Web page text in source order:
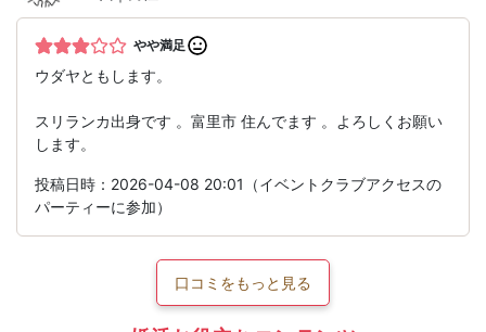
やや満足
ウダヤともします。
スリランカ出身です 。富里市 住んでます 。よろしくお願い
します。
投稿日時：2026-04-08 20:01（イベントクラブアクセスの
パーティーに参加）
口コミをもっと見る